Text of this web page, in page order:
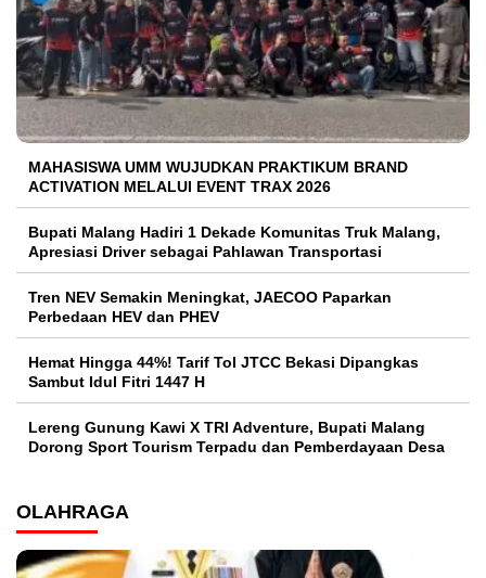
MAHASISWA UMM WUJUDKAN PRAKTIKUM BRAND
ACTIVATION MELALUI EVENT TRAX 2026
Bupati Malang Hadiri 1 Dekade Komunitas Truk Malang,
Apresiasi Driver sebagai Pahlawan Transportasi
Tren NEV Semakin Meningkat, JAECOO Paparkan
Perbedaan HEV dan PHEV
Hemat Hingga 44%! Tarif Tol JTCC Bekasi Dipangkas
Sambut Idul Fitri 1447 H
Lereng Gunung Kawi X TRI Adventure, Bupati Malang
Dorong Sport Tourism Terpadu dan Pemberdayaan Desa
OLAHRAGA